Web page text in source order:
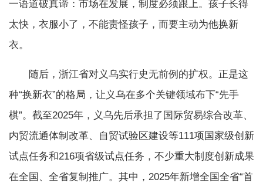
一语道破真谛：市场在发展，制度必须跟上。孩子长得
太快，衣服小了，不能责怪孩子，而要主动为他换新
衣。
随后，浙江省对义乌实行史无前例的扩权。正是这
种“换新衣”的格局，让义乌在多个关键领域布下“先手
棋”。截至2025年，义乌先后承担了国际贸易综合改革、
内贸流通体制改革、自贸试验区建设等111项国家级创新
试点任务和216项省级试点任务，不少重大制度创新成果
在全国、全省复制推广。其中，2025年新增全国全省“首